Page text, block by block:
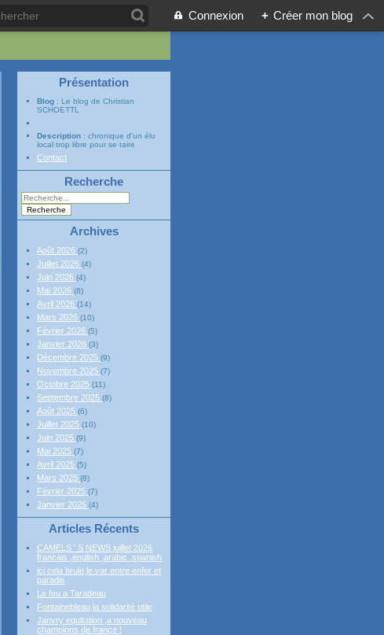
Connexion + Créer mon blog
Présentation
Blog : Le blog de Christian
SCHOETTL
Description : chronique d'un élu
local trop libre pour se taire
Contact
Recherche
Archives
Août 2026 (2)
Juillet 2026 (4)
Juin 2026 (4)
Mai 2026 (8)
Avril 2026 (14)
Mars 2026 (10)
Février 2026 (5)
Janvier 2026 (3)
Décembre 2025 (9)
Novembre 2025 (7)
Octobre 2025 (11)
Septembre 2025 (8)
Août 2025 (6)
Juillet 2025 (10)
Juin 2025 (9)
Mai 2025 (7)
Avril 2025 (5)
Mars 2025 (8)
Février 2025 (7)
Janvier 2025 (4)
Articles Récents
CAMELS ' S NEWS juillet 2026
francais ,english ,arabic ,spanish
ici cela brule,le var entre enfer et
paradis
Le feu a Taradeau
Fontainebleau,la solidarité utile
Janvry equitation ,a nouveau
champions de france !